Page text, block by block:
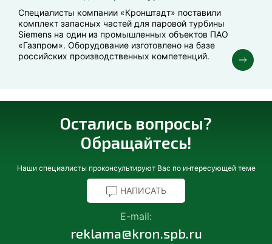
Специалисты компании «Кронштадт» поставили
комплект запасных частей для паровой турбины
Siemens на один из промышленных объектов ПАО
«Газпром». Оборудование изготовлено на базе
российских производственных компетенций.
Остались вопросы?
Обращайтесь!
Наши специалисты проконсультируют Вас по интересующей теме
НАПИСАТЬ
E-mail:
reklama@kron.spb.ru